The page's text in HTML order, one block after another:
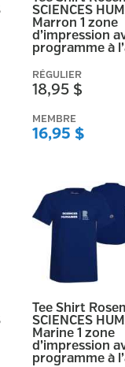
SCIENCES
Marron 1 zone
d’impression
programme à
RÉGULIER
18,95 $
MEMBRE
16,95 $
Tee Shirt
SCIENCES
Marine 1 zone
d’impression
programme à